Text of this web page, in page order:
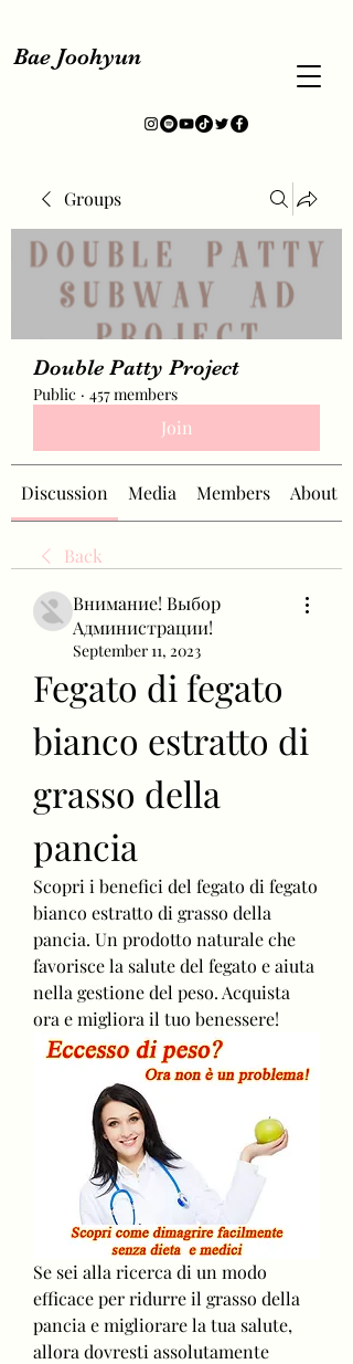
Bae Joohyun
Groups
Double Patty Project
Public · 457 members
Join
Discussion Media Members About
Back
Внимание! Выбор
Администрации!
September 11, 2023
Fegato di fegato
bianco estratto di
grasso della
pancia
Scopri i benefici del fegato di fegato
bianco estratto di grasso della
pancia. Un prodotto naturale che
favorisce la salute del fegato e aiuta
nella gestione del peso. Acquista
ora e migliora il tuo benessere!
Se sei alla ricerca di un modo
efficace per ridurre il grasso della
pancia e migliorare la tua salute,
allora dovresti assolutamente